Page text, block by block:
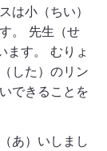
は小（ちい）
。 先生（せ
ます。 むりょ
した）のリン
できることを
あ）いしまし